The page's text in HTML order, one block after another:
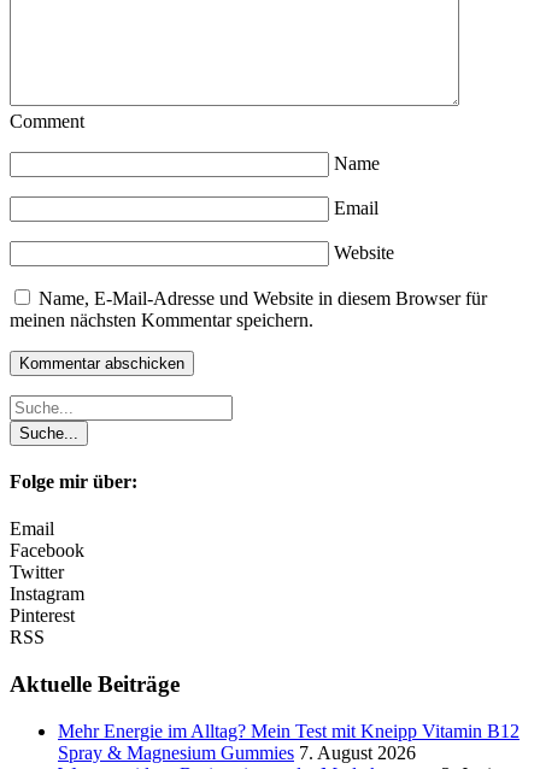
Comment
Name
Email
Website
Name, E-Mail-Adresse und Website in diesem Browser für
meinen nächsten Kommentar speichern.
Folge mir über:
Email
Facebook
Twitter
Instagram
Pinterest
RSS
Aktuelle Beiträge
Mehr Energie im Alltag? Mein Test mit Kneipp Vitamin B12
Spray & Magnesium Gummies 7. August 2026